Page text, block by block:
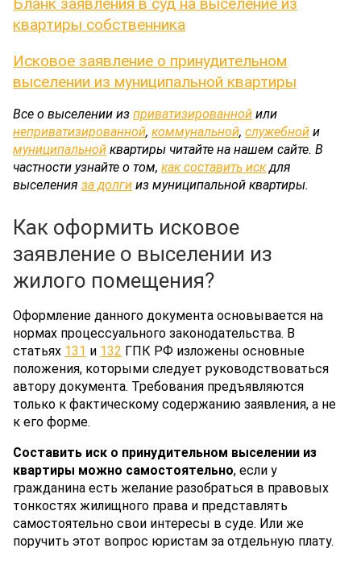
квартиры собственника
Исковое заявление о принудительном
выселении из муниципальной квартиры
Все о выселении изприватизированной или
неприватизированной,коммунальной,служебной и
муниципальной квартиры читайте на нашем сайте. В
частности узнайте о том,как составить искдля
выселенияза долги из муниципальной квартиры.
Как оформить исковое
заявление о выселении из
жилого помещения?
Оформление данного документа основывается на
нормах процессуального законодательства. В
статьях 131 и 132 ГПК РФ изложены основные
положения, которыми следует руководствоваться
автору документа. Требования предъявляются
только к фактическому содержанию заявления, а не
к его форме.
Составить иск о принудительном выселении из
квартиры можно самостоятельно, если у
гражданина есть желание разобраться в правовых
тонкостях жилищного права и представлять
самостоятельно свои интересы в суде. Или же
поручить этот вопрос юристам за отдельную плату.